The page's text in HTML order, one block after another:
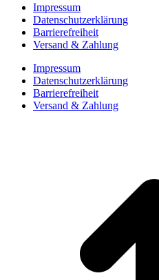
Impressum
Datenschutzerklärung
Barrierefreiheit
Versand & Zahlung
Impressum
Datenschutzerklärung
Barrierefreiheit
Versand & Zahlung